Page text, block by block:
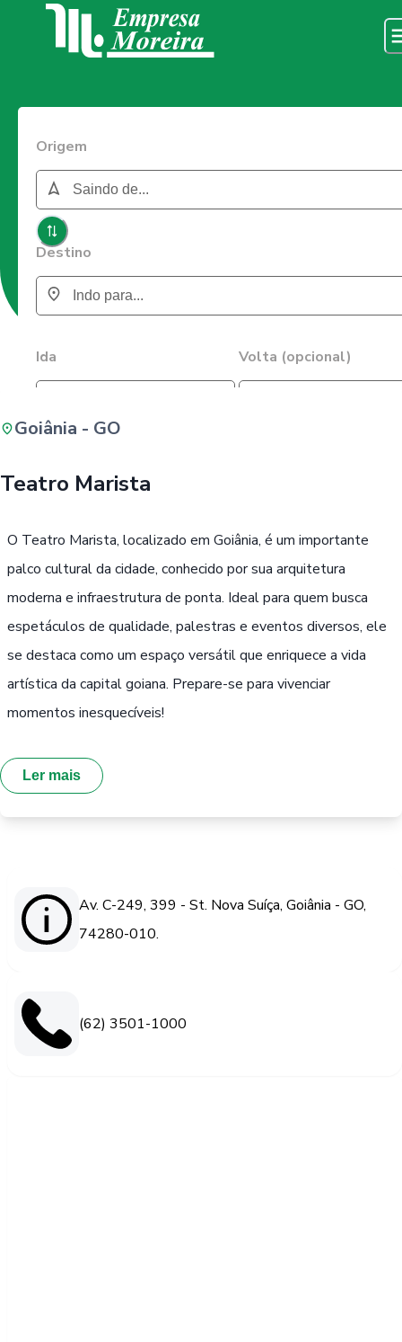
Origem
Destino
Ida Volta (opcional)
Goiânia - GO
Teatro Marista
O Teatro Marista, localizado em Goiânia, é um importante
palco cultural da cidade, conhecido por sua arquitetura
moderna e infraestrutura de ponta. Ideal para quem busca
espetáculos de qualidade, palestras e eventos diversos, ele
se destaca como um espaço versátil que enriquece a vida
artística da capital goiana. Prepare-se para vivenciar
momentos inesquecíveis!
Ler mais
Av. C-249, 399 - St. Nova Suíça, Goiânia - GO,
74280-010.
(62) 3501-1000